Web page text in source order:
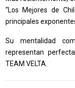
“Los Mejores de
principales
Su mentalidad
representan
TEAM VELTA.